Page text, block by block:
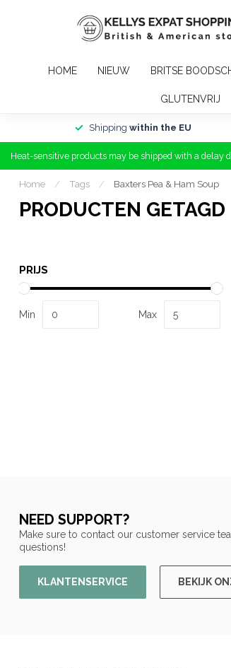
HOME NIEUW BRITSE
GLUTENVRIJ
Shipping within the EU
Heat-sensitive products may be shipped with a delay
Home / Tags / Baxters Pea & Ham Soup
PRODUCTEN
PRIJS
Min Max
NEED SUPPORT?
Make sure to contact our customer service
questions!
KLANTENSERVICE BEKIJK